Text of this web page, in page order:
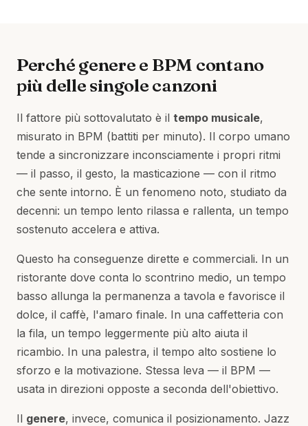
Perché genere e BPM contano
più delle singole canzoni
Il fattore più sottovalutato è il tempo musicale,
misurato in BPM (battiti per minuto). Il corpo umano
tende a sincronizzare inconsciamente i propri ritmi
— il passo, il gesto, la masticazione — con il ritmo
che sente intorno. È un fenomeno noto, studiato da
decenni: un tempo lento rilassa e rallenta, un tempo
sostenuto accelera e attiva.
Questo ha conseguenze dirette e commerciali. In un
ristorante dove conta lo scontrino medio, un tempo
basso allunga la permanenza a tavola e favorisce il
dolce, il caffè, l'amaro finale. In una caffetteria con
la fila, un tempo leggermente più alto aiuta il
ricambio. In una palestra, il tempo alto sostiene lo
sforzo e la motivazione. Stessa leva — il BPM —
usata in direzioni opposte a seconda dell'obiettivo.
Il genere, invece, comunica il posizionamento. Jazz